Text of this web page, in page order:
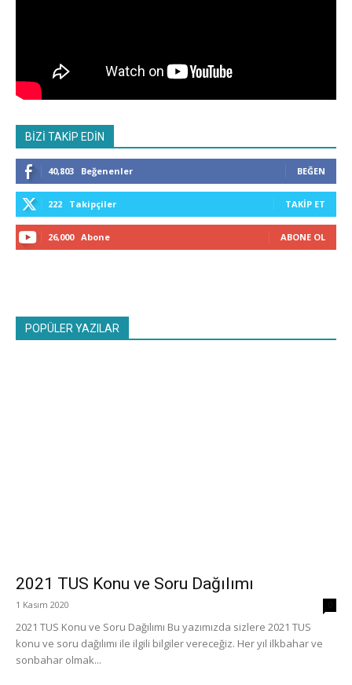
BİZİ TAKİP EDİN
40,803 Beğenenler BEĞEN
222 Takipçiler TAKIP ET
26,000 Abone ABONE OL
POPÜLER YAZILAR
2021 TUS Konu ve Soru Dağılımı
1 Kasım 2020
2021 TUS Konu ve Soru Dağılımı Bu yazımızda sizlere 2021 TUS
konu ve soru dağılımı ile ilgili bilgiler vereceğiz. Her yıl ilkbahar ve
sonbahar olmak...